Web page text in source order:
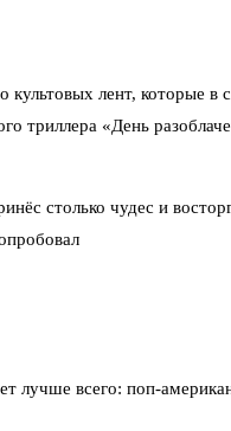
лент, которые в
триллера «День
столько чудес и
всего: поп-